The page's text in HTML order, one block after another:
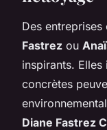
Des
Fastrez ou
inspirants.
concrètes
Diane Fastrez